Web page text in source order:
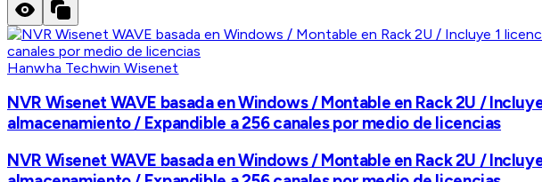
Hanwha Techwin Wisenet
NVR Wisenet WAVE basada en Windows / Montable en Rack 2U /
almacenamiento / Expandible a 256 canales por medio de licencias
NVR Wisenet WAVE basada en Windows / Montable en Rack 2U /